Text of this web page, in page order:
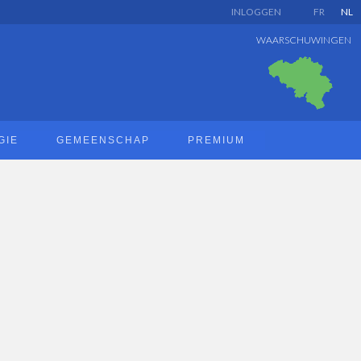
FR NL
INLOGGEN
WAARSCHUWINGEN
GEMEENSCHAP PREMIUM